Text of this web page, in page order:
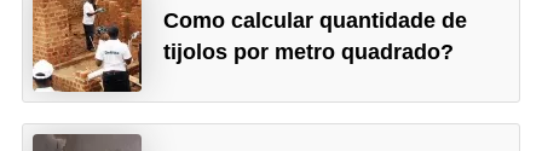
Como calcular quantidade de
tijolos por metro quadrado?